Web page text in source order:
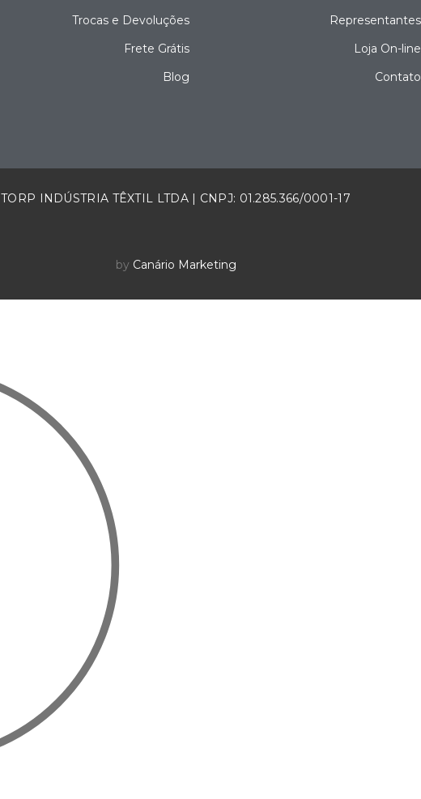
Trocas e Devoluções
Frete Grátis
Blog
Representantes
Loja On-line
Contato
TORP INDÚSTRIA TÊXTIL LTDA | CNPJ: 01.285.366/0001-17
by Canário Marketing